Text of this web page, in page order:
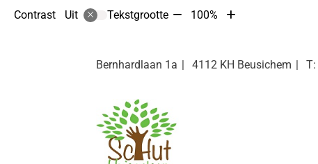
Contrast Uit Tekstgrootte Tekst
10%
100%
Tekst
10%
Bernhardlaan 1a 4112 KH Beusichem